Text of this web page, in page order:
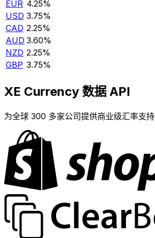
EUR 4.25%
USD 3.75%
CAD 2.25%
AUD 3.60%
NZD 2.25%
GBP 3.75%
XE Currency 数据 API
为全球 300 多家公司提供商业级汇率支持